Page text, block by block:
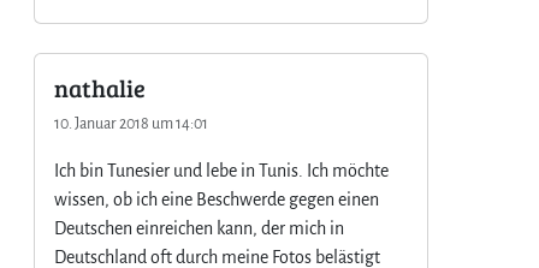
nathalie
10. Januar 2018 um 14:01
Ich bin Tunesier und lebe in Tunis. Ich möchte
wissen, ob ich eine Beschwerde gegen einen
Deutschen einreichen kann, der mich in
Deutschland oft durch meine Fotos belästigt